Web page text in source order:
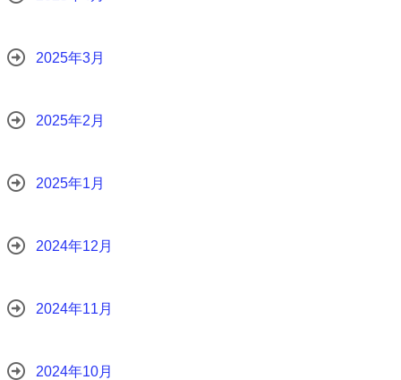
2025年3月
2025年2月
2025年1月
2024年12月
2024年11月
2024年10月